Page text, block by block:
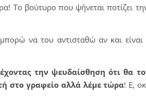
Το βούτυρο που ψήνεται ποτίζει
να του αντισταθώ αν και
την ψευδαίσθηση ότι θα
στο γραφείο αλλά λέμε τώρα! Ε,